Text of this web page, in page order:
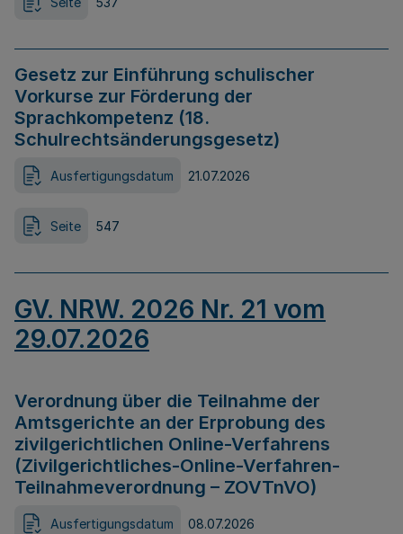
Gesetz zur Einführung schulischer
Vorkurse zur Förderung der
Sprachkompetenz (18.
Schulrechtsänderungsgesetz)
Ausfertigungsdatum 21.07.2026
Seite 547
GV. NRW. 2026 Nr. 21 vom
29.07.2026
Verordnung über die Teilnahme der
Amtsgerichte an der Erprobung des
zivilgerichtlichen Online-Verfahrens
(Zivilgerichtliches-Online-Verfahren-
Teilnahmeverordnung – ZOVTnVO)
Ausfertigungsdatum 08.07.2026